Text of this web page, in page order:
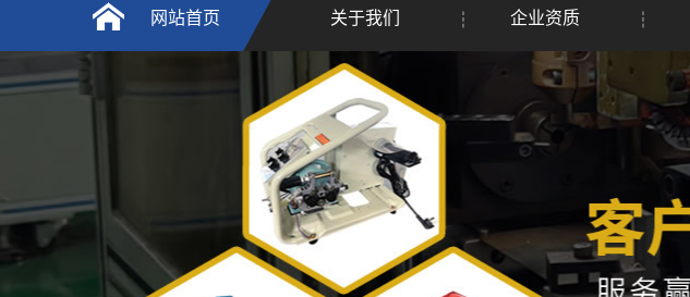
网站首页 关于我们 企业资质